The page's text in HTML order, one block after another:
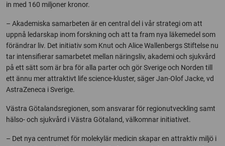
in med 160 miljoner kronor.
– Akademiska samarbeten är en central del i vår strategi om att
uppnå ledarskap inom forskning och att ta fram nya läkemedel som
förändrar liv. Det initiativ som Knut och Alice Wallenbergs Stiftelse nu
tar intensifierar samarbetet mellan näringsliv, akademi och sjukvård
på ett sätt som är bra för alla parter och gör Sverige och Norden till
ett ännu mer attraktivt life science-kluster, säger Jan-Olof Jacke, vd
AstraZeneca i Sverige.
Västra Götalandsregionen, som ansvarar för regionutveckling samt
hälso- och sjukvård i Västra Götaland, välkomnar initiativet.
– Det nya centrumet för molekylär medicin skapar en attraktiv miljö i